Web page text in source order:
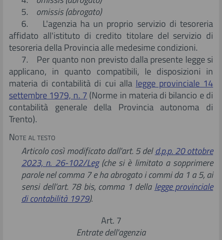
5. omissis (abrogato)
6. L'agenzia ha un proprio servizio di tesoreria
affidato all'istituto di credito titolare del servizio di
tesoreria della Provincia alle medesime condizioni.
7. Per quanto non previsto dalla presente legge si
applicano, in quanto compatibili, le disposizioni in
materia di contabilità di cui alla legge provinciale 14
settembre 1979, n. 7 (Norme in materia di bilancio e di
contabilità generale della Provincia autonoma di
Trento).
Note al testo
Articolo così modificato dall'art. 5 deld.p.p. 20 ottobre
2023, n. 26-102/Leg(che si è limitato a sopprimere
parole nel comma 7 e ha abrogato i commi da 1 a 5, ai
sensi dell’art. 78 bis, comma 1 della legge provinciale
di contabilità 1979).
Art. 7
Entrate dell'agenzia